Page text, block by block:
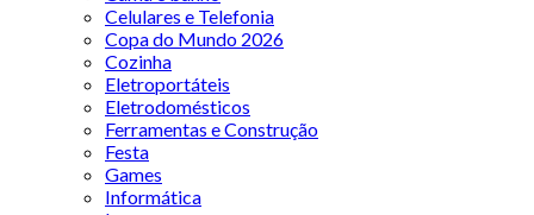
Celulares e Telefonia
Copa do Mundo 2026
Cozinha
Eletroportáteis
Eletrodomésticos
Ferramentas e Construção
Festa
Games
Informática